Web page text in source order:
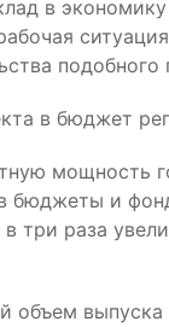
в
подобного
в бюджет
мощность
бюджеты и
три раза